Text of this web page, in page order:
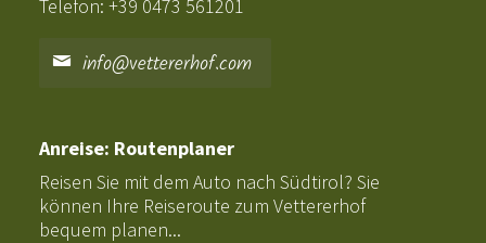
Telefon: +39 0473 561201
info@vettererhof.com
Anreise: Routenplaner
Reisen Sie mit dem Auto nach Südtirol? Sie
können Ihre Reiseroute zum Vettererhof
bequem planen...